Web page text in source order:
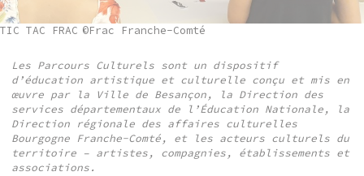
TIC TAC FRAC ©Frac Franche-Comté
Les Parcours Culturels sont un dispositif
d’éducation artistique et culturelle conçu et mis en
œuvre par la Ville de Besançon, la Direction des
services départementaux de l’Éducation Nationale, la
Direction régionale des affaires culturelles
Bourgogne Franche-Comté, et les acteurs culturels du
territoire – artistes, compagnies, établissements et
associations.